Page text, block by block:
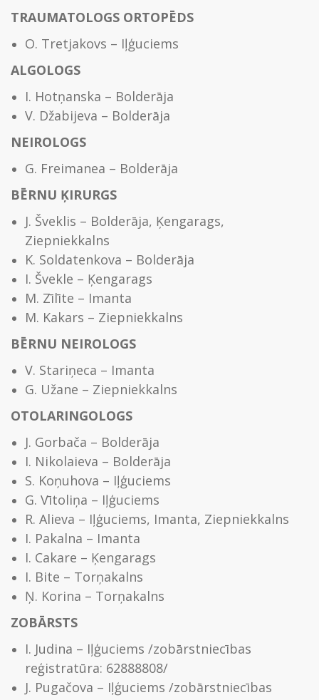
TRAUMATOLOGS ORTOPĒDS
O. Tretjakovs – Iļģuciems
ALGOLOGS
I. Hotņanska – Bolderāja
V. Džabijeva – Bolderāja
NEIROLOGS
G. Freimanea – Bolderāja
BĒRNU ĶIRURGS
J. Šveklis – Bolderāja, Ķengarags,
Ziepniekkalns
K. Soldatenkova – Bolderāja
I. Švekle – Ķengarags
M. Zīlīte – Imanta
M. Kakars – Ziepniekkalns
BĒRNU NEIROLOGS
V. Stariņeca – Imanta
G. Užane – Ziepniekkalns
OTOLARINGOLOGS
J. Gorbača – Bolderāja
I. Nikolaieva – Bolderāja
S. Koņuhova – Iļģuciems
G. Vītoliņa – Iļģuciems
R. Alieva – Iļģuciems, Imanta, Ziepniekkalns
I. Pakalna – Imanta
I. Cakare – Ķengarags
I. Bite – Torņakalns
Ņ. Korina – Torņakalns
ZOBĀRSTS
I. Judina – Iļģuciems /zobārstniecības
reģistratūra: 62888808/
J. Pugačova – Iļģuciems /zobārstniecības